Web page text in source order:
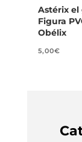
Astérix el
Figura
Obélix
5,00€